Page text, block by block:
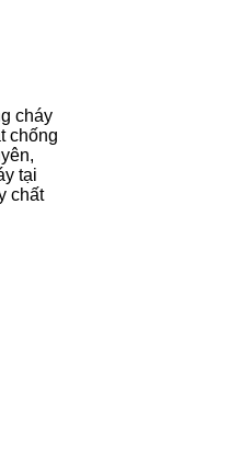
cháy
chống
tại
chất